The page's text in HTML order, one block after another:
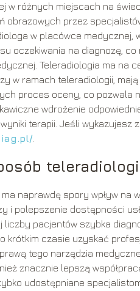
w różnych miejscach na
obrazowych przez
w placówce medycznej,
oczekiwania na diagnozę,
Teleradiologia ma na
w ramach teleradiologii,
proces oceny, co pozwala
wdrożenie
terapii. Jeśli wykazujesz
naprawdę spory wpływ na
i polepszenie dostępności
liczby pacjentów szybka
krótkim czasie uzyskać
tego narzędzia
znacznie lepszą
udostępniane